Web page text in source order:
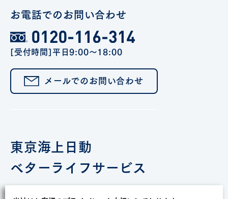
お電話でのお問い合わせ
[受付時間]平日9:00～18:00
メールでのお問い合わせ
東京海上日動
ベターライフサービス
Recruiting Project